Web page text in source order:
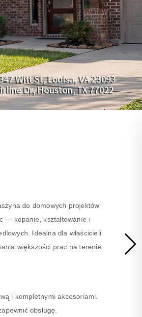
do domowych projektów
— kopanie, kształtowanie i
Idealna dla właścicieli
większości prac na terenie
i kompletnymi akcesoriami.
obsługę.